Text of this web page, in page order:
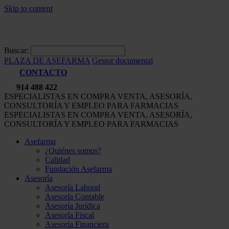
Skip to content
Buscar:
PLAZA DE ASEFARMA Gestor documental
CONTACTO
914 488 422
ESPECIALISTAS EN COMPRA VENTA, ASESORÍA,
CONSULTORÍA Y EMPLEO PARA FARMACIAS
ESPECIALISTAS EN COMPRA VENTA, ASESORÍA,
CONSULTORÍA Y EMPLEO PARA FARMACIAS
Asefarma
¿Quiénes somos?
Calidad
Fundación Asefarma
Asesoría
Asesoría Laboral
Asesoría Contable
Asesoría Jurídica
Asesoría Fiscal
Asesoría Financiera